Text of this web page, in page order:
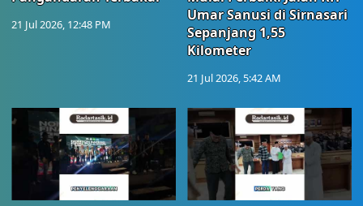
21 Jul 2026, 12:48 PM
Umar Sanusi di Sirnasari
Sepanjang 1,55
Kilometer
21 Jul 2026, 5:42 AM